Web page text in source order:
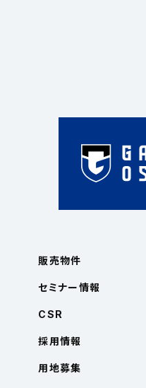
販売物件
セミナー情報
CSR
採用情報
用地募集